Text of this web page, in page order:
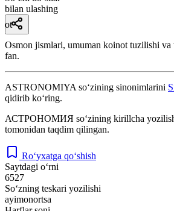
bilan ulashing
ot
Osmon jismlari, umuman koinot tuzilishi va
fan.
ASTRONOMIYA so‘zining sinonimlarini
qidirib ko‘ring.
АСТРОНОМИЯ so‘zining kirillcha
tomonidan taqdim qilingan.
Ro‘yxatga qo‘shish
Saytdagi o‘rni
6527
So‘zning teskari yozilishi
ayimonortsa